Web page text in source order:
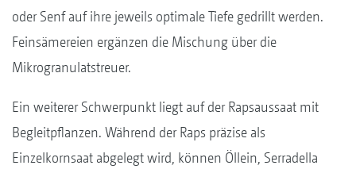
oder Senf auf ihre jeweils optimale Tiefe gedrillt werden.
Feinsämereien ergänzen die Mischung über die
Mikrogranulatstreuer.
Ein weiterer Schwerpunkt liegt auf der Rapsaussaat mit
Begleitpflanzen. Während der Raps präzise als
Einzelkornsaat abgelegt wird, können Öllein, Serradella